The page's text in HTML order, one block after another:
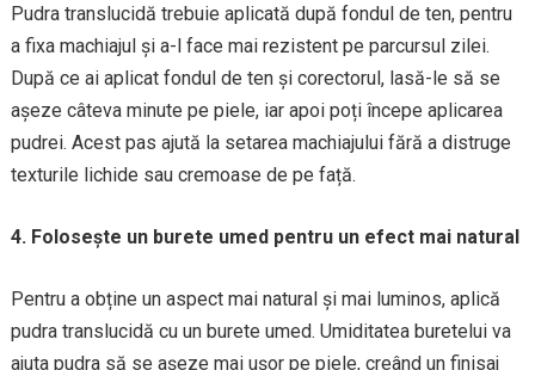
Pudra translucidă trebuie aplicată după fondul de ten, pentru
a fixa machiajul și a-l face mai rezistent pe parcursul zilei.
După ce ai aplicat fondul de ten și corectorul, lasă-le să se
așeze câteva minute pe piele, iar apoi poți începe aplicarea
pudrei. Acest pas ajută la setarea machiajului fără a distruge
texturile lichide sau cremoase de pe față.
4. Folosește un burete umed pentru un efect mai natural
Pentru a obține un aspect mai natural și mai luminos, aplică
pudra translucidă cu un burete umed. Umiditatea buretelui va
ajuta pudra să se așeze mai ușor pe piele, creând un finisaj